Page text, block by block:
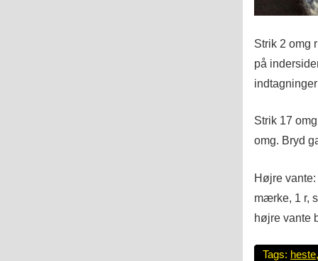
Strik 2 omg
på
Strik 17
omg. Bryd
Højre
mærke, 1 r,
højre vante
Tags: heste